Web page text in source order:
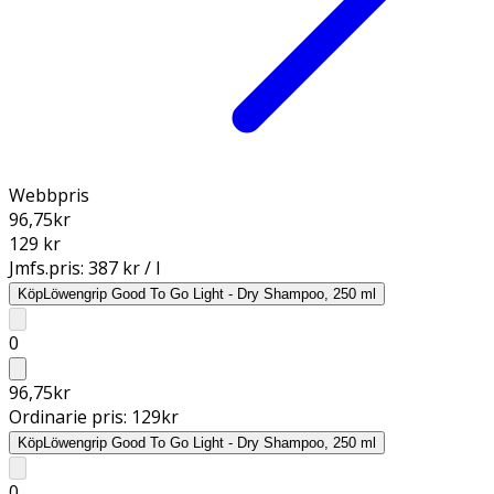
Webbpris
96,75kr
129 kr
Jmfs.pris: 387 kr / l
KöpLöwengrip Good To Go Light - Dry Shampoo, 250 ml
0
96,75kr
Ordinarie pris: 129kr
KöpLöwengrip Good To Go Light - Dry Shampoo, 250 ml